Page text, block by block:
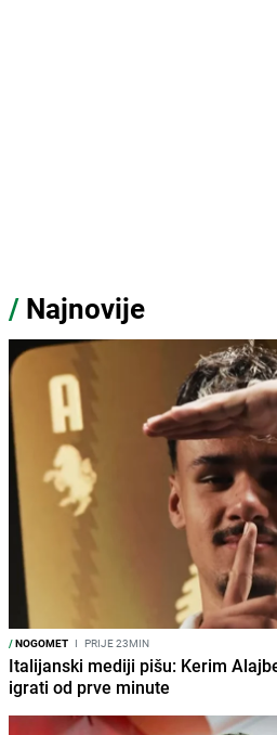
/ Najnovije
/NOGOMET I PRIJE 23MIN
Italijanski mediji pišu: Kerim
igrati od prve minute